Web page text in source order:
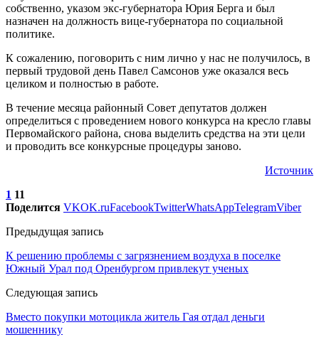
собственно, указом экс-губернатора Юрия Берга и был
назначен на должность вице-губернатора по социальной
политике.
К сожалению, поговорить с ним лично у нас не получилось, в
первый трудовой день Павел Самсонов уже оказался весь
целиком и полностью в работе.
В течение месяца районный Совет депутатов должен
определиться с проведением нового конкурса на кресло главы
Первомайского района, снова выделить средства на эти цели
и проводить все конкурсные процедуры заново.
Источник
1 11
Поделится VKOK.ruFacebookTwitterWhatsAppTelegramViber
Предыдущая запись
К решению проблемы с загрязнением воздуха в поселке
Южный Урал под Оренбургом привлекут ученых
Следующая запись
Вместо покупки мотоцикла житель Гая отдал деньги
мошеннику